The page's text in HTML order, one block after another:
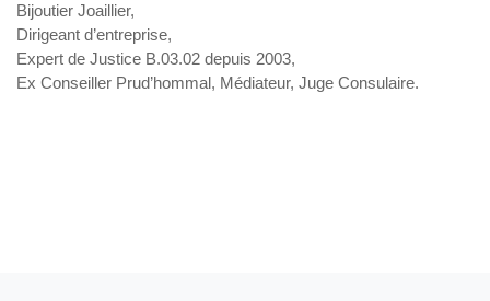
Bijoutier Joaillier,
Dirigeant d’entreprise,
Expert de Justice B.03.02 depuis 2003,
Ex Conseiller Prud’hommal, Médiateur, Juge Consulaire.